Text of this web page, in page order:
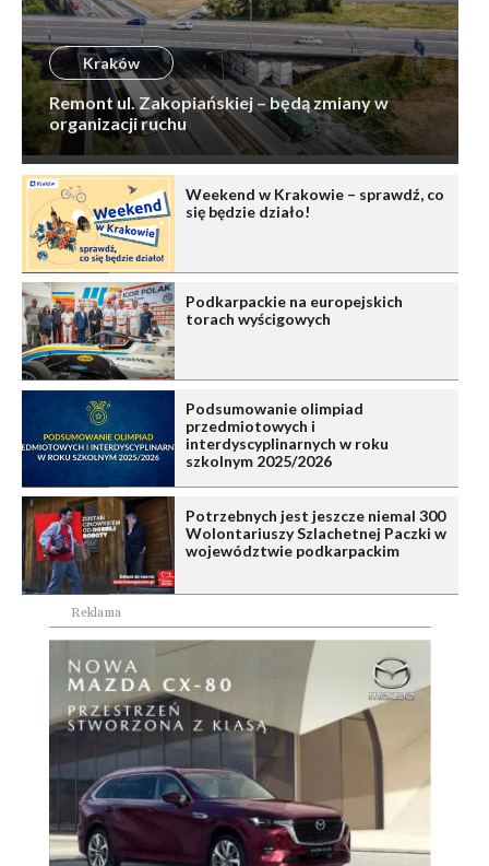
Kraków
Remont ul. Zakopiańskiej – będą zmiany w
organizacji ruchu
Weekend w Krakowie – sprawdź, co
się będzie działo!
Podkarpackie na europejskich
torach wyścigowych
Podsumowanie olimpiad
przedmiotowych i
interdyscyplinarnych w roku
szkolnym 2025/2026
Potrzebnych jest jeszcze niemal 300
Wolontariuszy Szlachetnej Paczki w
województwie podkarpackim
Reklama